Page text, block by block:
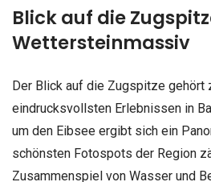
Blick auf die
Wettersteinmassiv
Der Blick auf die Zugspitze gehört
eindrucksvollsten Erlebnissen in
um den Eibsee ergibt sich ein
schönsten Fotospots der Region
Zusammenspiel von Wasser und